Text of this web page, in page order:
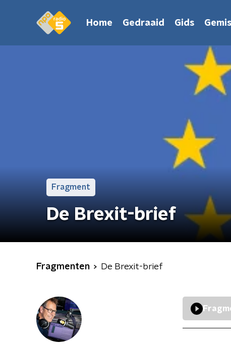
Home Gedraaid Gids
Fragment
De Brexit-brief
Fragmenten De Brexit-brief